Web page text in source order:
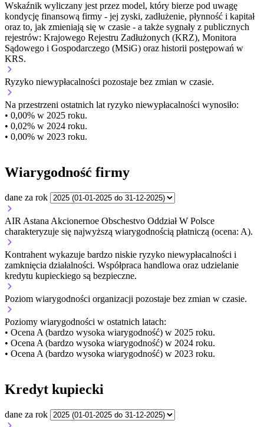
Wskaźnik wyliczany jest przez model, który bierze pod uwagę
kondycję finansową firmy - jej zyski, zadłużenie, płynność i kapitał
oraz to, jak zmieniają się w czasie - a także sygnały z publicznych
rejestrów: Krajowego Rejestru Zadłużonych (KRZ), Monitora
Sądowego i Gospodarczego (MSiG) oraz historii postępowań w
KRS.
Ryzyko niewypłacalności pozostaje bez zmian w czasie.
Na przestrzeni ostatnich lat ryzyko niewypłacalności wynosiło:
• 0,00% w 2025 roku.
• 0,02% w 2024 roku.
• 0,00% w 2023 roku.
Wiarygodność firmy
dane za rok
AIR Astana Akcionernoe Obschestvo Oddział W Polsce
charakteryzuje się najwyższą wiarygodnością płatniczą (ocena: A).
Kontrahent wykazuje bardzo niskie ryzyko niewypłacalności i
zamknięcia działalności. Współpraca handlowa oraz udzielanie
kredytu kupieckiego są bezpieczne.
Poziom wiarygodności organizacji pozostaje bez zmian w czasie.
Poziomy wiarygodności w ostatnich latach:
• Ocena A (bardzo wysoka wiarygodność) w 2025 roku.
• Ocena A (bardzo wysoka wiarygodność) w 2024 roku.
• Ocena A (bardzo wysoka wiarygodność) w 2023 roku.
Kredyt kupiecki
dane za rok